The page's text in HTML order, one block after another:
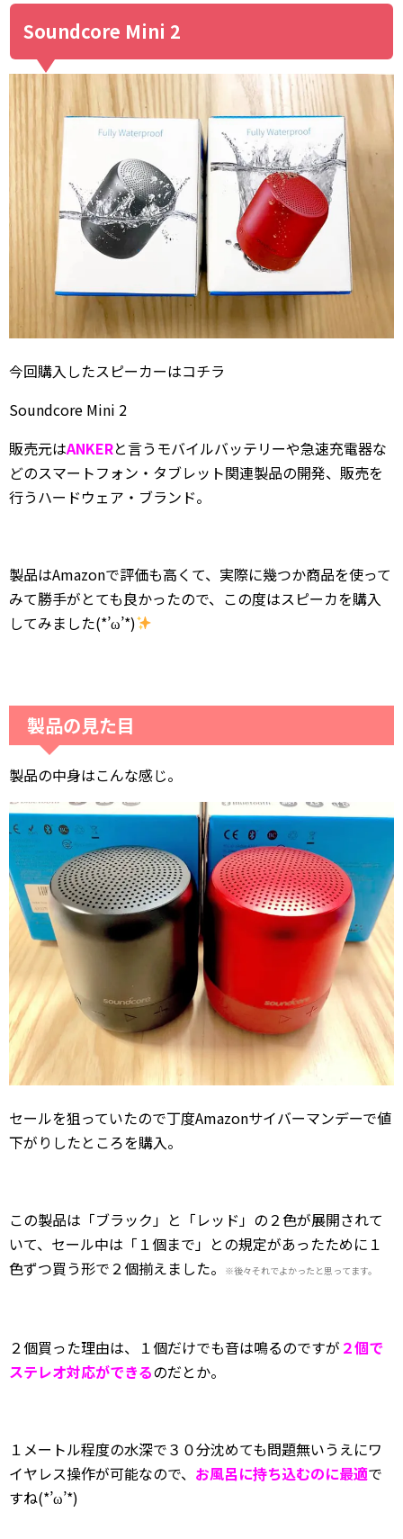
Soundcore Mini 2
今回購入したスピーカーはコチラ
Soundcore Mini 2
販売元はANKERと言うモバイルバッテリーや急速充電器な
どのスマートフォン・タブレット関連製品の開発、販売を
行うハードウェア・ブランド。
製品はAmazonで評価も高くて、実際に幾つか商品を使って
みて勝手がとても良かったので、この度はスピーカを購入
してみました(*’ω’*)
製品の見た目
製品の中身はこんな感じ。
セールを狙っていたので丁度Amazonサイバーマンデーで値
下がりしたところを購入。
この製品は「ブラック」と「レッド」の２色が展開されて
いて、セール中は「１個まで」との規定があったために１
色ずつ買う形で２個揃えました。
※後々それでよかったと思ってます。
２個買った理由は、１個だけでも音は鳴るのですが ２個で
ステレオ対応ができるのだとか。
１メートル程度の水深で３０分沈めても問題無いうえにワ
イヤレス操作が可能なので、 お風呂に持ち込むのに最適で
すね(*’ω’*)